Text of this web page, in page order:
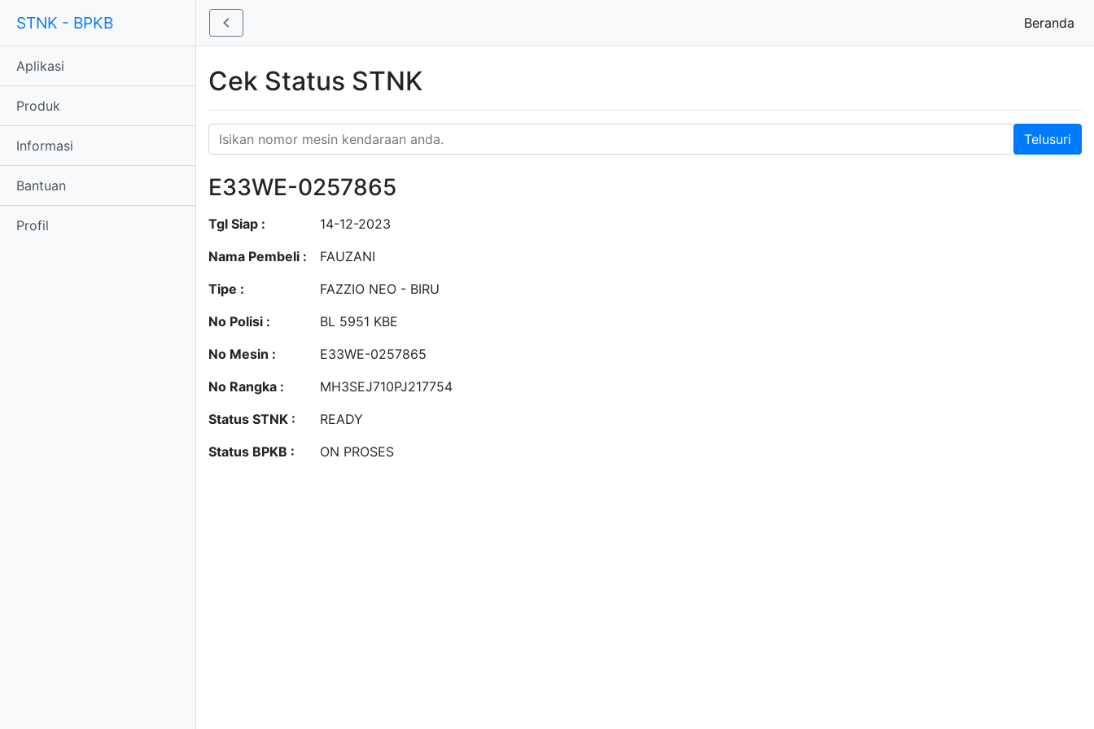
STNK - BPKB
Aplikasi
Produk
Informasi
Bantuan
Profil
Beranda
Cek Status STNK
E33WE-0257865
Tgl Siap :
14-12-2023
Nama Pembeli :
FAUZANI
Tipe :
FAZZIO NEO - BIRU
No Polisi :
BL 5951 KBE
No Mesin :
E33WE-0257865
No Rangka :
MH3SEJ710PJ217754
Status STNK :
READY
Status BPKB :
ON PROSES